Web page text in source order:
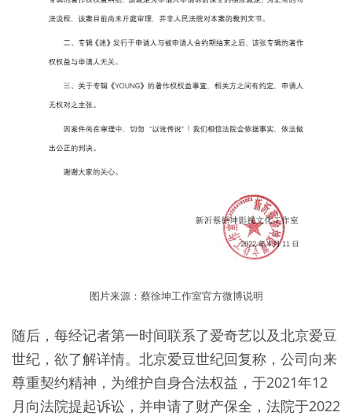
图片来源：蔡徐坤工作室官方微博说明
随后，每经记者第一时间联系了爱奇艺以及北京爱豆
世纪，欲了解详情。北京爱豆世纪回复称，公司向来
尊重契约精神，为维护自身合法权益，于2021年12
月向法院提起诉讼，并申请了财产保全，法院于2022